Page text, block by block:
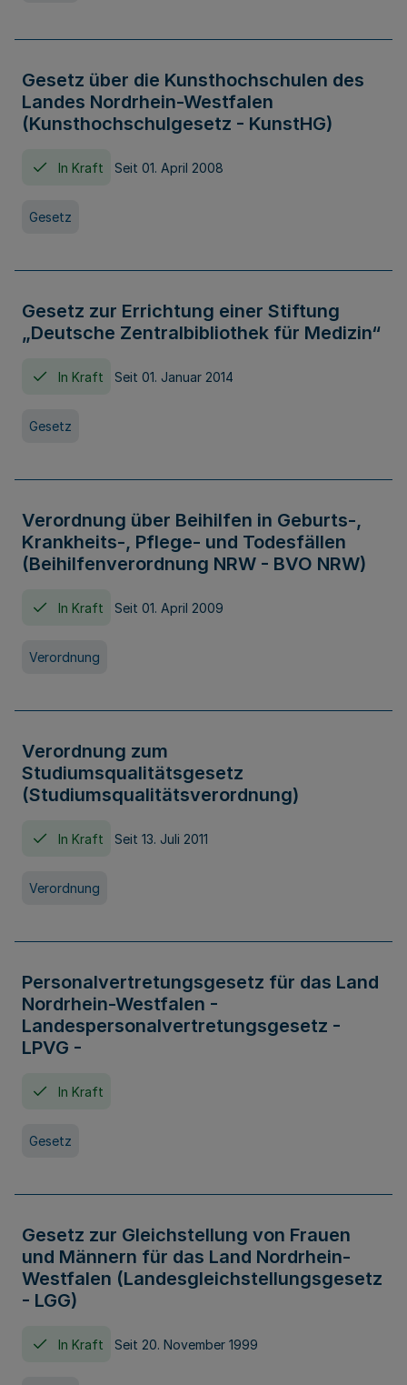
Gesetz über die Kunsthochschulen des
Landes Nordrhein-Westfalen
(Kunsthochschulgesetz - KunstHG)
In Kraft Seit 01. April 2008
Gesetz
Gesetz zur Errichtung einer Stiftung
„Deutsche Zentralbibliothek für Medizin“
In Kraft Seit 01. Januar 2014
Gesetz
Verordnung über Beihilfen in Geburts-,
Krankheits-, Pflege- und Todesfällen
(Beihilfenverordnung NRW - BVO NRW)
In Kraft Seit 01. April 2009
Verordnung
Verordnung zum
Studiumsqualitätsgesetz
(Studiumsqualitätsverordnung)
In Kraft Seit 13. Juli 2011
Verordnung
Personalvertretungsgesetz für das Land
Nordrhein-Westfalen -
Landespersonalvertretungsgesetz -
LPVG -
In Kraft
Gesetz
Gesetz zur Gleichstellung von Frauen
und Männern für das Land Nordrhein-
Westfalen (Landesgleichstellungsgesetz
- LGG)
In Kraft Seit 20. November 1999